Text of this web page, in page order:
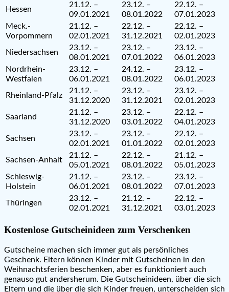
Hessen
21.12. –
09.01.2021
23.12. –
08.01.2022
22.12. –
07.01.2023
Meck.-
Vorpommern
21.12. –
02.01.2021
22.12. –
31.12.2021
22.12. –
02.01.2023
Niedersachsen
23.12. –
08.01.2021
23.12. –
07.01.2022
23.12. –
06.01.2023
Nordrhein-
Westfalen
23.12. –
06.01.2021
24.12. –
08.01.2022
23.12. –
06.01.2023
Rheinland-Pfalz
21.12. –
31.12.2020
23.12. –
31.12.2021
23.12. –
02.01.2023
Saarland
21.12. –
31.12.2020
23.12. –
03.01.2022
22.12. –
04.01.2023
Sachsen
23.12. –
02.01.2021
23.12. –
01.01.2022
22.12. –
02.01.2023
Sachsen-Anhalt
21.12. –
05.01.2021
22.12. –
08.01.2022
21.12. –
05.01.2023
Schleswig-
Holstein
21.12. –
06.01.2021
23.12. –
08.01.2022
23.12. –
07.01.2023
Thüringen
23.12. –
02.01.2021
21.12. –
31.12.2021
22.12. –
03.01.2023
Kostenlose Gutscheinideen zum Verschenken
Gutscheine machen sich immer gut als persönliches
Geschenk. Eltern können Kinder mit Gutscheinen in den
Weihnachtsferien beschenken, aber es funktioniert auch
genauso gut andersherum. Die Gutscheinideen, über die sich
Eltern und die über die sich Kinder freuen, unterscheiden sich